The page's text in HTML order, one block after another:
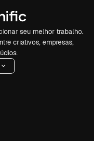
seu melhor trabalho.
criativos, empresas,